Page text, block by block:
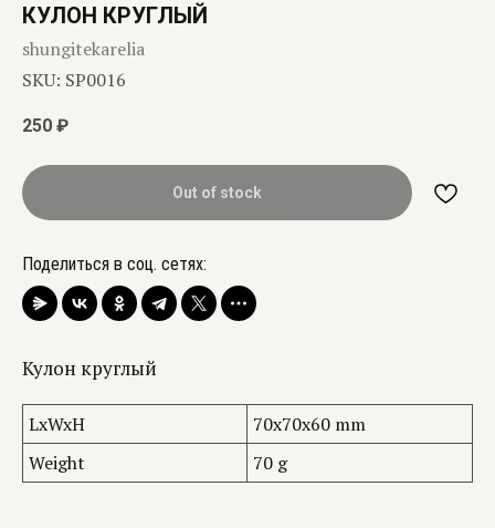
КУЛОН КРУГЛЫЙ
shungitekarelia
SKU: SP0016
250 ₽
Out of stock
Поделиться в соц. сетях:
Кулон круглый
LxWxH
70x70x60 mm
Weight
70 g